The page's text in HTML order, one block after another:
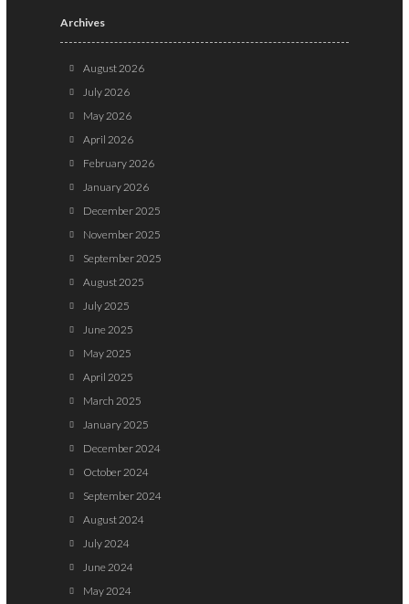
Archives
August 2026
July 2026
May 2026
April 2026
February 2026
January 2026
December 2025
November 2025
September 2025
August 2025
July 2025
June 2025
May 2025
April 2025
March 2025
January 2025
December 2024
October 2024
September 2024
August 2024
July 2024
June 2024
May 2024